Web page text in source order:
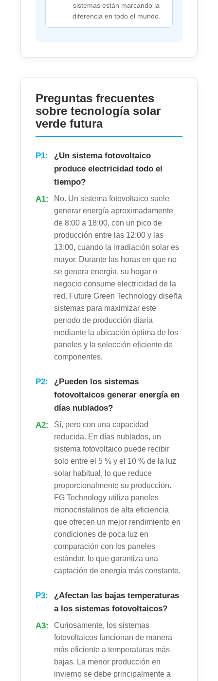
sistemas están marcando la
diferencia en todo el mundo.
Preguntas frecuentes
sobre tecnología solar
verde futura
P1:
¿Un sistema fotovoltaico
produce electricidad todo el
tiempo?
A1:
No. Un sistema fotovoltaico suele
generar energía aproximadamente
de 8:00 a 18:00, con un pico de
producción entre las 12:00 y las
13:00, cuando la irradiación solar es
mayor. Durante las horas en que no
se genera energía, su hogar o
negocio consume electricidad de la
red. Future Green Technology diseña
sistemas para maximizar este
periodo de producción diaria
mediante la ubicación óptima de los
paneles y la selección eficiente de
componentes.
P2:
¿Pueden los sistemas
fotovoltaicos generar energía en
días nublados?
A2:
Sí, pero con una capacidad
reducida. En días nublados, un
sistema fotovoltaico puede recibir
solo entre el 5 % y el 10 % de la luz
solar habitual, lo que reduce
proporcionalmente su producción.
FG Technology utiliza paneles
monocristalinos de alta eficiencia
que ofrecen un mejor rendimiento en
condiciones de poca luz en
comparación con los paneles
estándar, lo que garantiza una
captación de energía más constante.
P3:
¿Afectan las bajas temperaturas
a los sistemas fotovoltaicos?
A3:
Curiosamente, los sistemas
fotovoltaicos funcionan de manera
más eficiente a temperaturas más
bajas. La menor producción en
invierno se debe principalmente a